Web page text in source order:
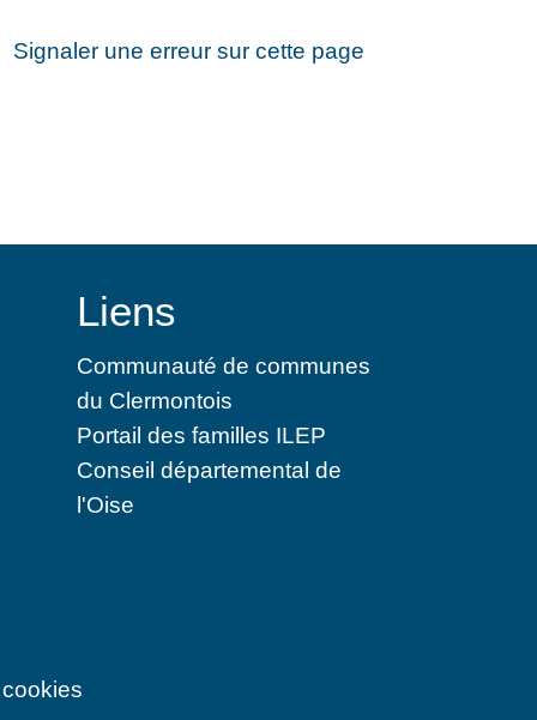
Signaler une erreur sur cette page
Liens
Communauté de communes
du Clermontois
Portail des familles ILEP
Conseil départemental de
l'Oise